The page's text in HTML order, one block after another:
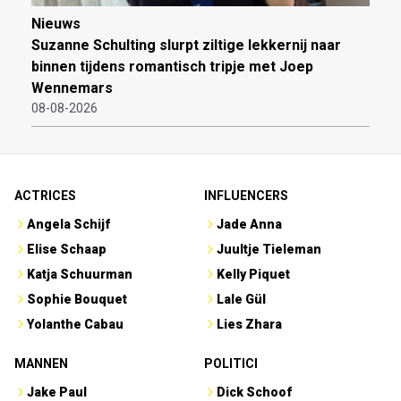
Nieuws
Suzanne Schulting slurpt ziltige lekkernij naar
binnen tijdens romantisch tripje met Joep
Wennemars
08-08-2026
ACTRICES
Angela Schijf
Elise Schaap
Katja Schuurman
Sophie Bouquet
Yolanthe Cabau
INFLUENCERS
Jade Anna
Juultje Tieleman
Kelly Piquet
Lale Gül
Lies Zhara
MANNEN
Jake Paul
POLITICI
Dick Schoof